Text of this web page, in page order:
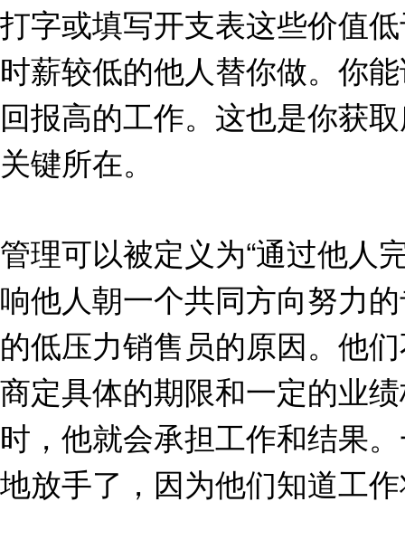
打字或填写开支表这些价值
时薪较低的他人替你做。你
回报高的工作。这也是你获
关键所在。
管理可以被定义为“通过他人
响他人朝一个共同方向努力
的低压力销售员的原因。他
商定具体的期限和一定的业
时，他就会承担工作和结果
地放手了，因为他们知道工